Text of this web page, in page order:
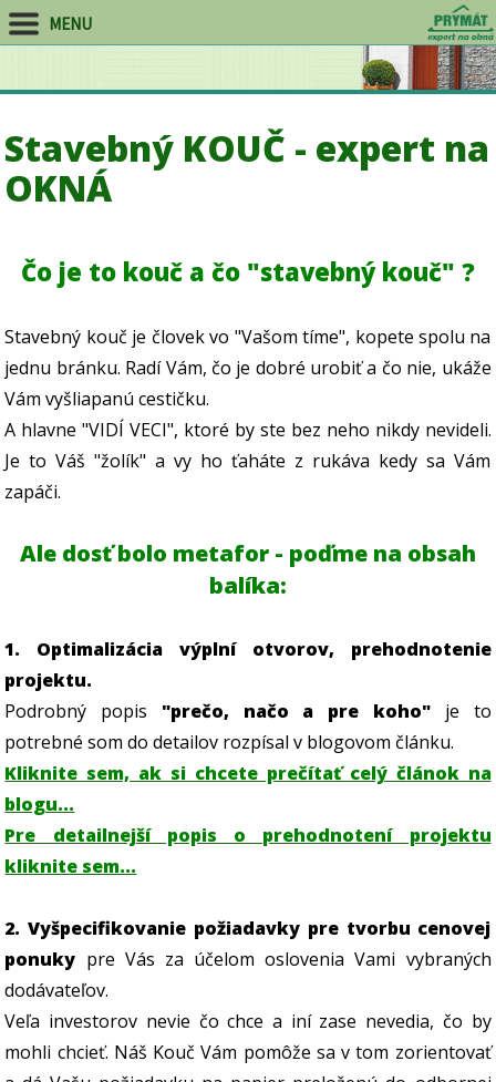
MENU
Stavebný KOUČ - expert na
OKNÁ
Čo je to kouč a čo "stavebný kouč" ?
Stavebný kouč je človek vo "Vašom tíme", kopete spolu na
jednu bránku. Radí Vám, čo je dobré urobiť a čo nie, ukáže
Vám vyšliapanú cestičku.
A hlavne "VIDÍ VECI", ktoré by ste bez neho nikdy nevideli.
Je to Váš "žolík" a vy ho ťaháte z rukáva kedy sa Vám
zapáči.
Ale dosť bolo metafor - poďme na obsah
balíka:
1. Optimalizácia výplní otvorov, prehodnotenie
projektu.
Podrobný popis "prečo, načo a pre koho" je to
potrebné som do detailov rozpísal v blogovom článku.
Kliknite sem, ak si chcete prečítať celý článok na
blogu...
Pre detailnejší popis o prehodnotení projektu
kliknite sem...
2. Vyšpecifikovanie požiadavky pre tvorbu cenovej
ponuky pre Vás za účelom oslovenia Vami vybraných
dodávateľov.
Veľa investorov nevie čo chce a iní zase nevedia, čo by
mohli chcieť. Náš Kouč Vám pomôže sa v tom zorientovať